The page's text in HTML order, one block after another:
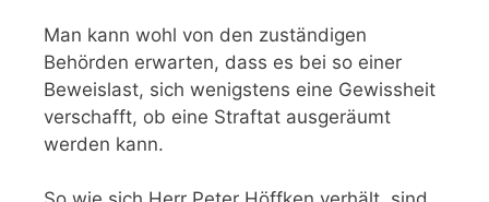
Man kann wohl von den zuständigen
Behörden erwarten, dass es bei so einer
Beweislast, sich wenigstens eine Gewissheit
verschafft, ob eine Straftat ausgeräumt
werden kann.